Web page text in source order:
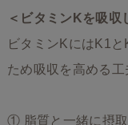
＜ビタミンKを吸収
ビタミンKにはK1
ため吸収を高める工
① 脂質と一緒に摂取